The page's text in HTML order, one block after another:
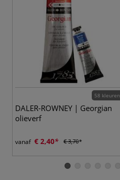
58 kleuren
DALER-ROWNEY | Georgian
olieverf
vanaf € 2,40 € 3,70